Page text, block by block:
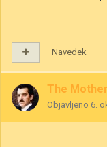
Navedek
The
Objavljeno 6.